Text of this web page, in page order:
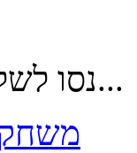
נסו לשלוט על אופנוע ים...